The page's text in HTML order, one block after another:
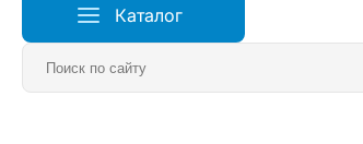
Каталог
Главная Измерители и регуляторы